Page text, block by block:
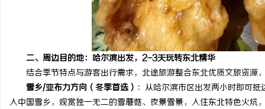
二、周边目的地：哈尔滨出发，2-3天玩转东北精华
结合季节特点与游客出行需求，北途旅游整合东北优质文旅资源
雪乡/亚布力方向（冬季首选） ：从哈尔滨市区出发两小时即可
入中国雪乡，观赏独一无二的雪蘑菇、夜景雪景，入住东北特色火炕